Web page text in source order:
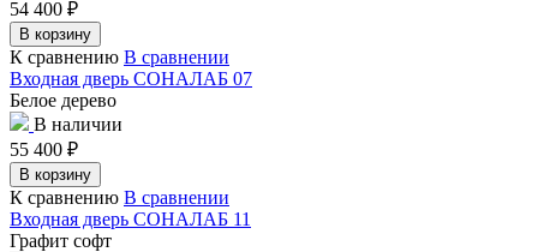
54 400 ₽
В корзину
К сравнению В сравнении
Входная дверь СОНАЛАБ 07
Белое дерево
В наличии
55 400 ₽
В корзину
К сравнению В сравнении
Входная дверь СОНАЛАБ 11
Графит софт